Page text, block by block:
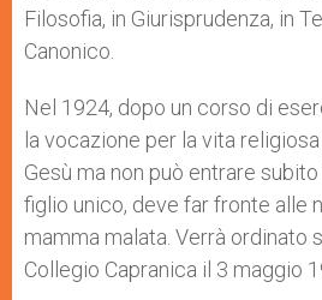
Filosofia, in Giurisprudenza, in
Canonico.
Nel 1924, dopo un corso di
la vocazione per la vita
Gesù ma non può entrare
figlio unico, deve far fronte alle
mamma malata. Verrà ordinato
Collegio Capranica il 3 maggio